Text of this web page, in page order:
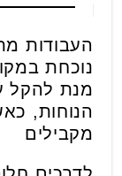
העבודות
נוכחת
מנת להקל
הנוחות,
מקבילים